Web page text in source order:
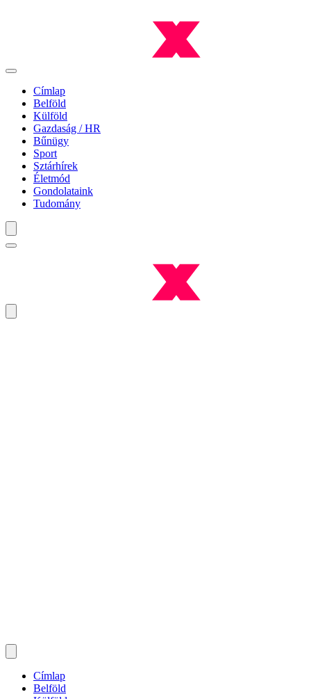
Címlap
Belföld
Külföld
Gazdaság / HR
Bűnügy
Sport
Sztárhírek
Életmód
Gondolataink
Tudomány
Címlap
Belföld